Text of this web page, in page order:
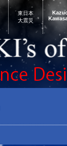
東日本
大震災